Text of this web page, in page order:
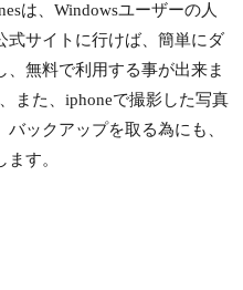
は、Windowsユーザーの人
式サイトに行けば、簡単にダ
無料で利用する事が出来ま
また、iphoneで撮影した写真
ックアップを取る為にも、
す。